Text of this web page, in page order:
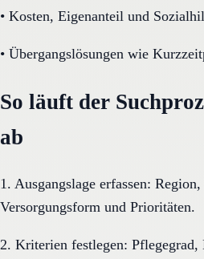
• Kosten, Eigenanteil und
• Übergangslösungen wie
So läuft der
ab
1. Ausgangslage erfassen:
Versorgungsform und Prioritäten.
2. Kriterien festlegen: